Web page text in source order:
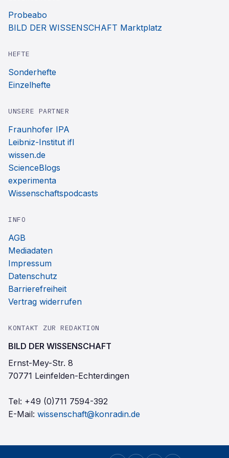
Probeabo
BILD DER WISSENSCHAFT Marktplatz
HEFTE
Sonderhefte
Einzelhefte
UNSERE PARTNER
Fraunhofer IPA
Leibniz-Institut ifl
wissen.de
ScienceBlogs
experimenta
Wissenschaftspodcasts
INFO
AGB
Mediadaten
Impressum
Datenschutz
Barrierefreiheit
Vertrag widerrufen
KONTAKT ZUR REDAKTION
BILD DER WISSENSCHAFT
Ernst-Mey-Str. 8
70771 Leinfelden-Echterdingen
Tel: +49 (0)711 7594-392
E-Mail: wissenschaft@konradin.de